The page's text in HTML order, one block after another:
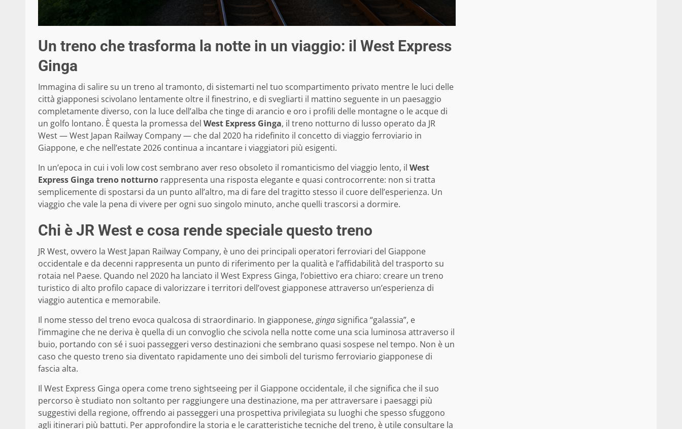
Un treno che trasforma la notte in un viaggio: il West Express
Ginga
Immagina di salire su un treno al tramonto, di sistemarti nel tuo scompartimento privato mentre le luci delle
città giapponesi scivolano lentamente oltre il finestrino, e di svegliarti il mattino seguente in un paesaggio
completamente diverso, con la luce dell’alba che tinge di arancio e oro i profili delle montagne o le acque di
un golfo lontano. È questa la promessa del West Express Ginga, il treno notturno di lusso operato da JR
West — West Japan Railway Company — che dal 2020 ha ridefinito il concetto di viaggio ferroviario in
Giappone, e che nell’estate 2026 continua a incantare i viaggiatori più esigenti.
In un’epoca in cui i voli low cost sembrano aver reso obsoleto il romanticismo del viaggio lento, il West
Express Ginga treno notturno rappresenta una risposta elegante e quasi controcorrente: non si tratta
semplicemente di spostarsi da un punto all’altro, ma di fare del tragitto stesso il cuore dell’esperienza. Un
viaggio che vale la pena di vivere per ogni suo singolo minuto, anche quelli trascorsi a dormire.
Chi è JR West e cosa rende speciale questo treno
JR West, ovvero la West Japan Railway Company, è uno dei principali operatori ferroviari del Giappone
occidentale e da decenni rappresenta un punto di riferimento per la qualità e l’affidabilità del trasporto su
rotaia nel Paese. Quando nel 2020 ha lanciato il West Express Ginga, l’obiettivo era chiaro: creare un treno
turistico di alto profilo capace di valorizzare i territori dell’ovest giapponese attraverso un’esperienza di
viaggio autentica e memorabile.
Il nome stesso del treno evoca qualcosa di straordinario. In giapponese, gingasignifica “galassia”, e
l’immagine che ne deriva è quella di un convoglio che scivola nella notte come una scia luminosa attraverso il
buio, portando con sé i suoi passeggeri verso destinazioni che sembrano quasi sospese nel tempo. Non è un
caso che questo treno sia diventato rapidamente uno dei simboli del turismo ferroviario giapponese di
fascia alta.
Il West Express Ginga opera come treno sightseeing per il Giappone occidentale, il che significa che il suo
percorso è studiato non soltanto per raggiungere una destinazione, ma per attraversare i paesaggi più
suggestivi della regione, offrendo ai passeggeri una prospettiva privilegiata su luoghi che spesso sfuggono
agli itinerari più battuti. Per approfondire la storia e le caratteristiche tecniche del treno, è utile consultare la